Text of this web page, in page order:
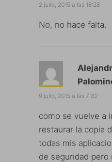
2 julio, 2015 a las 18:28
No, no hace falta.
9 julio, 2015 a las 7:32
como se vuelve a
restaurar la copia
todas mis
de seguridad pero